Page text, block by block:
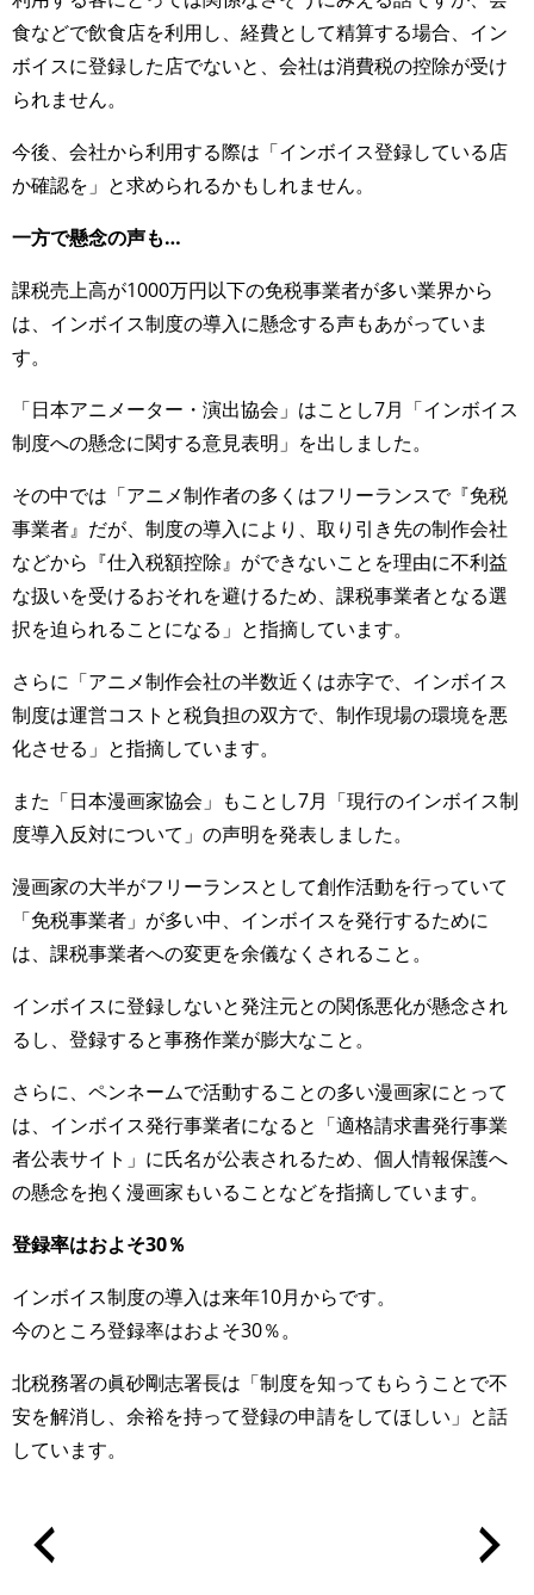
食などで飲食店を利用し、経費として精算する場合、イン
ボイスに登録した店でないと、会社は消費税の控除が受け
られません。
今後、会社から利用する際は「インボイス登録している店
か確認を」と求められるかもしれません。
一方で懸念の声も…
課税売上高が1000万円以下の免税事業者が多い業界から
は、インボイス制度の導入に懸念する声もあがっていま
す。
「日本アニメーター・演出協会」はことし7月「インボイス
制度への懸念に関する意見表明」を出しました。
その中では「アニメ制作者の多くはフリーランスで『免税
事業者』だが、制度の導入により、取り引き先の制作会社
などから『仕入税額控除』ができないことを理由に不利益
な扱いを受けるおそれを避けるため、課税事業者となる選
択を迫られることになる」と指摘しています。
さらに「アニメ制作会社の半数近くは赤字で、インボイス
制度は運営コストと税負担の双方で、制作現場の環境を悪
化させる」と指摘しています。
また「日本漫画家協会」もことし7月「現行のインボイス制
度導入反対について」の声明を発表しました。
漫画家の大半がフリーランスとして創作活動を行っていて
「免税事業者」が多い中、インボイスを発行するために
は、課税事業者への変更を余儀なくされること。
インボイスに登録しないと発注元との関係悪化が懸念され
るし、登録すると事務作業が膨大なこと。
さらに、ペンネームで活動することの多い漫画家にとって
は、インボイス発行事業者になると「適格請求書発行事業
者公表サイト」に氏名が公表されるため、個人情報保護へ
の懸念を抱く漫画家もいることなどを指摘しています。
登録率はおよそ30％
インボイス制度の導入は来年10月からです。
今のところ登録率はおよそ30％。
北税務署の眞砂剛志署長は「制度を知ってもらうことで不
安を解消し、余裕を持って登録の申請をしてほしい」と話
しています。